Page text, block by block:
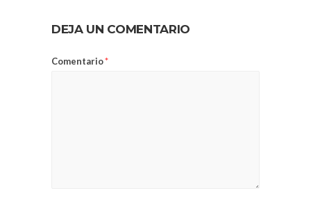
DEJA UN COMENTARIO
Comentario*